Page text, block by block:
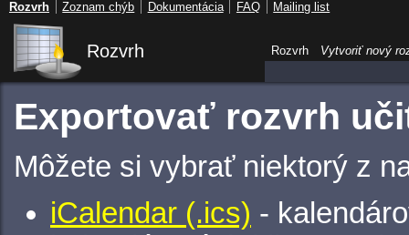
Rozvrh
Exportovať rozvrh
Môžete si vybrať niektorý z
iCalendar (.ics) -
Rozvrh Vytvoriť nový
Rozvrh Zoznam chýb Dokumentácia FAQ Mailing list